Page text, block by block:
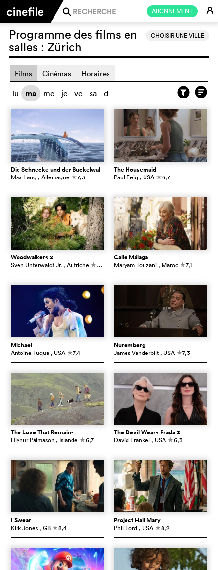
ABONNEMENT E
j
CHOISIR UNE VILLE
Programme des films en
salles : Zürich
Films Cinémas Horaires
lu ma me je ve sa di
Die Schnecke und der Buckelwal
Max Lang , Allemagne c7,3
The Housemaid
Paul Feig , USA c6,7
Woodwalkers 2
Sven Unterwaldt Jr. , Autriche c5,3
Calle Málaga
Maryam Touzani , Maroc c7,1
Michael
Antoine Fuqua , USA c7,4
Nuremberg
James Vanderbilt , USA c7,3
The Love That Remains
Hlynur Pálmason , Islande c6,7
The Devil Wears Prada 2
David Frankel , USA c6,3
I Swear
Kirk Jones , GB c8,4
Project Hail Mary
Phil Lord , USA c8,2